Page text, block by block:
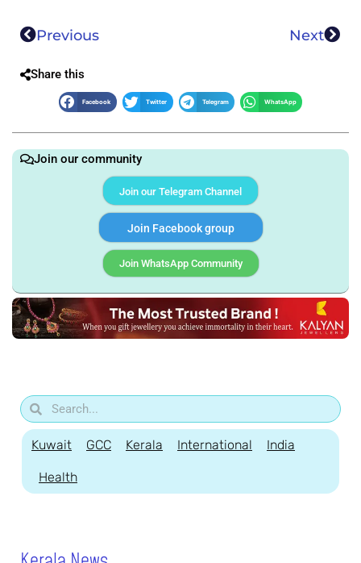
Previous Next
Share this
Facebook Twitter Telegram WhatsApp
Join our community
Join our Telegram Channel
Join Facebook group
Join WhatsApp Community
Kuwait GCC Kerala International India
Health